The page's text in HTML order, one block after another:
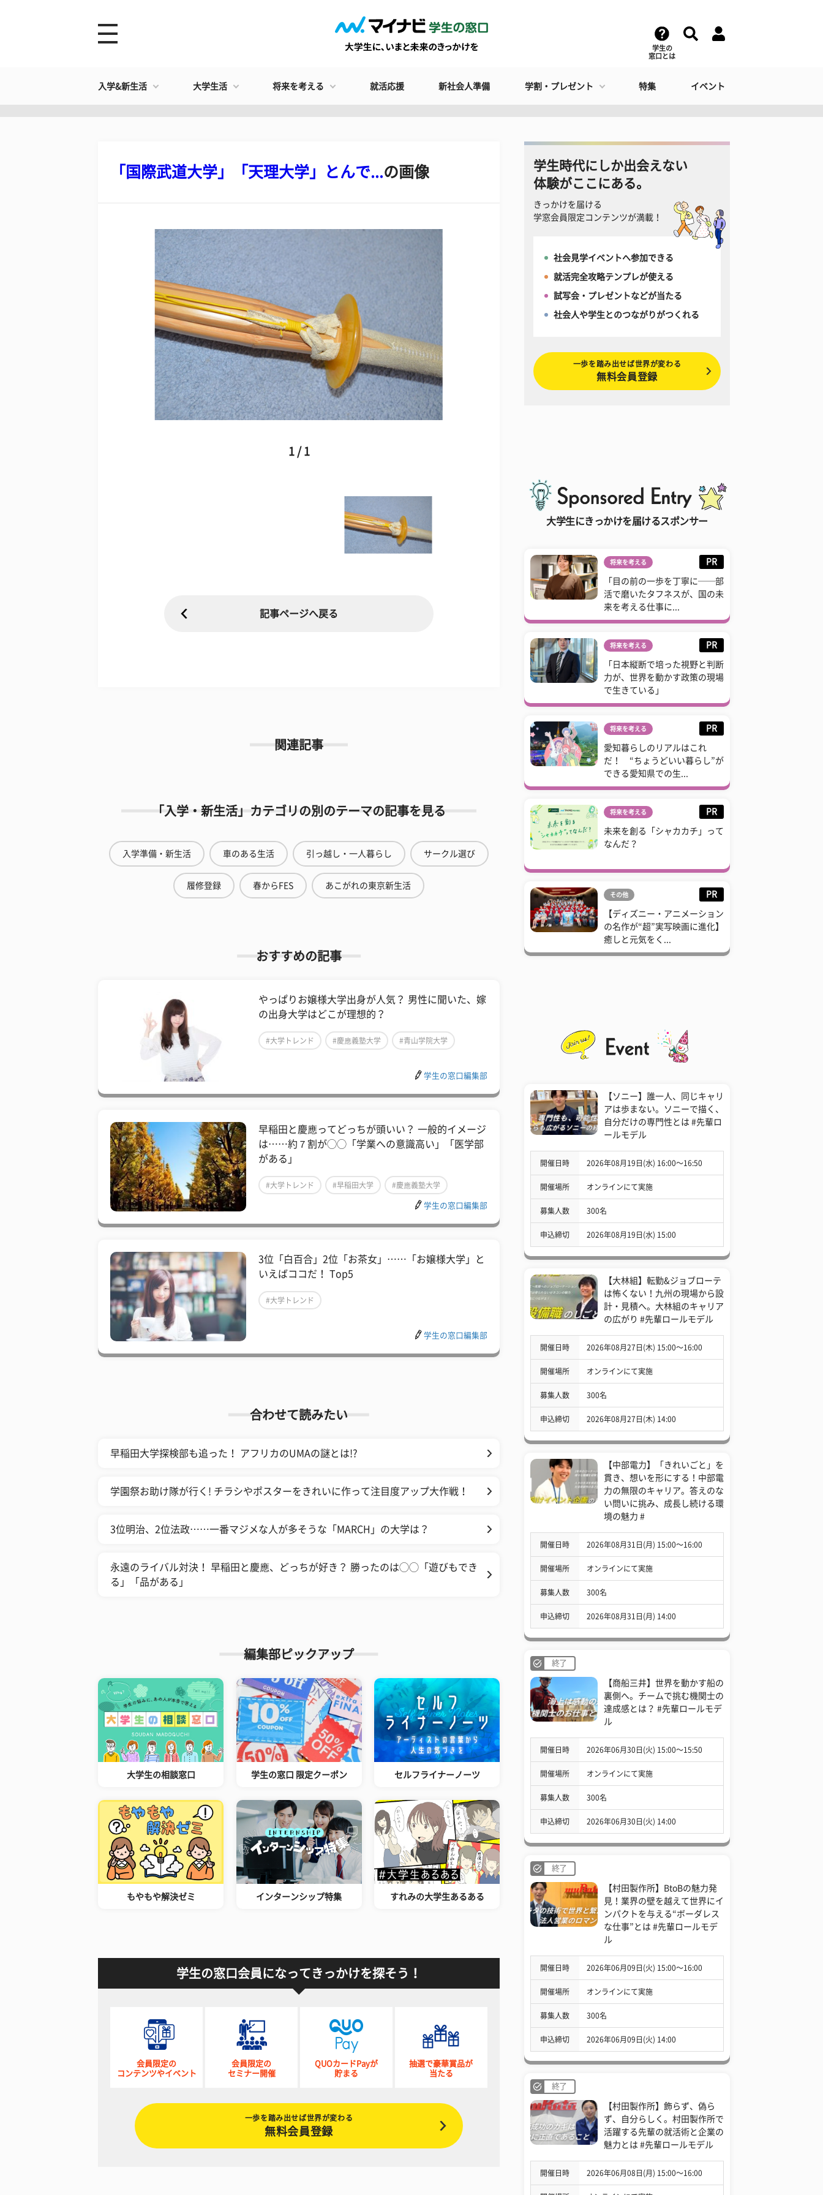
学生の
窓口とは
入学&新生活 大学生活 将来を考える 就活応援 新社会人準備 学割・プレゼント 特集 イベント
「国際武道大学」「天理大学」とんで...の画像
1 / 1
記事ページへ戻る
関連記事
「入学・新生活」カテゴリの別のテーマの記事を見る
入学準備・新生活 車のある生活 引っ越し・一人暮らし サークル選び
履修登録 春からFES あこがれの東京新生活
おすすめの記事
やっぱりお嬢様大学出身が人気？ 男性に聞いた、嫁
の出身大学はどこが理想的？
#大学トレンド #慶應義塾大学 #青山学院大学
学生の窓口編集部
早稲田と慶應ってどっちが頭いい？ 一般的イメージ
は……約７割が◯◯「学業への意識高い」「医学部
がある」
#大学トレンド #早稲田大学 #慶應義塾大学
学生の窓口編集部
3位「白百合」2位「お茶女」……「お嬢様大学」と
いえばココだ！ Top5
#大学トレンド
学生の窓口編集部
合わせて読みたい
早稲田大学探検部も追った！ アフリカのUMAの謎とは!?
学園祭お助け隊が行く! チラシやポスターをきれいに作って注目度アップ大作戦！
3位明治、2位法政……一番マジメな人が多そうな「MARCH」の大学は？
永遠のライバル対決！ 早稲田と慶應、どっちが好き？ 勝ったのは◯◯「遊びもでき
る」「品がある」
編集部ピックアップ
大学生の相談窓口 学生の窓口 限定クーポン セルフライナーノーツ
もやもや解決ゼミ インターンシップ特集 すれみの大学生あるある
学生の窓口会員になってきっかけを探そう！
会員限定の
コンテンツやイベント
会員限定の
セミナー開催
QUOカードPayが
貯まる
抽選で豪華賞品が
当たる
一歩を踏み出せば世界が変わる
無料会員登録
学生時代にしか出会えない
体験がここにある。
きっかけを届ける
学窓会員限定コンテンツが満載！
社会見学イベントへ参加できる
就活完全攻略テンプレが使える
試写会・プレゼントなどが当たる
社会人や学生とのつながりがつくれる
一歩を踏み出せば世界が変わる
無料会員登録
大学生にきっかけを届けるスポンサー
将来を考える PR
「目の前の一歩を丁寧に──部
活で磨いたタフネスが、国の未
来を考える仕事に...
将来を考える PR
「日本縦断で培った視野と判断
力が、世界を動かす政策の現場
で生きている」
将来を考える PR
愛知暮らしのリアルはこれ
だ！ “ちょうどいい暮らし”が
できる愛知県での生...
将来を考える PR
未来を創る「シャカカチ」って
なんだ？
その他 PR
【ディズニー・アニメーション
の名作が“超”実写映画に進化】
癒しと元気をく...
【ソニー】誰一人、同じキャリ
アは歩まない。ソニーで描く、
自分だけの専門性とは #先輩ロ
ールモデル
開催日時 2026年08月19日(水) 16:00〜16:50
開催場所 オンラインにて実施
募集人数 300名
申込締切 2026年08月19日(水) 15:00
【大林組】転勤&ジョブローテ
は怖くない！九州の現場から設
計・見積へ。大林組のキャリア
の広がり #先輩ロールモデル
開催日時 2026年08月27日(木) 15:00〜16:00
開催場所 オンラインにて実施
募集人数 300名
申込締切 2026年08月27日(木) 14:00
【中部電力】「きれいごと」を
貫き、想いを形にする！中部電
力の無限のキャリア。答えのな
い問いに挑み、成長し続ける環
境の魅力 #
開催日時 2026年08月31日(月) 15:00〜16:00
開催場所 オンラインにて実施
募集人数 300名
申込締切 2026年08月31日(月) 14:00
終了
【商船三井】世界を動かす船の
裏側へ。チームで挑む機関士の
達成感とは？ #先輩ロールモデ
ル
開催日時 2026年06月30日(火) 15:00〜15:50
開催場所 オンラインにて実施
募集人数 300名
申込締切 2026年06月30日(火) 14:00
終了
【村田製作所】BtoBの魅力発
見！業界の壁を越えて世界にイ
ンパクトを与える“ボーダレス
な仕事”とは #先輩ロールモデ
ル
開催日時 2026年06月09日(火) 15:00〜16:00
開催場所 オンラインにて実施
募集人数 300名
申込締切 2026年06月09日(火) 14:00
終了
【村田製作所】飾らず、偽ら
ず、自分らしく。村田製作所で
活躍する先輩の就活術と企業の
魅力とは #先輩ロールモデル
開催日時 2026年06月08日(月) 15:00〜16:00